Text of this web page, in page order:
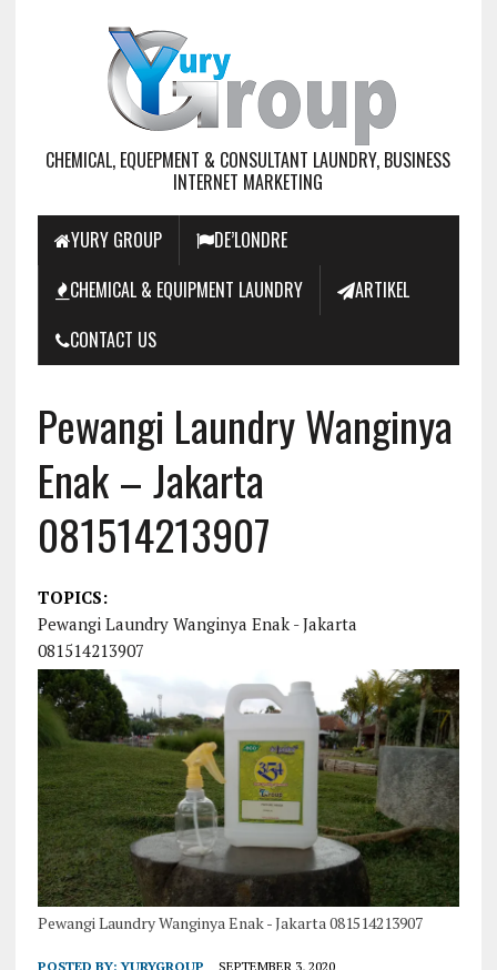
CHEMICAL, EQUEPMENT & CONSULTANT LAUNDRY, BUSINESS
INTERNET MARKETING
YURY GROUP
DE’LONDRE
CHEMICAL & EQUIPMENT LAUNDRY
ARTIKEL
CONTACT US
Pewangi Laundry Wanginya
Enak – Jakarta
081514213907
TOPICS:
Pewangi Laundry Wanginya Enak - Jakarta
081514213907
Pewangi Laundry Wanginya Enak - Jakarta 081514213907
POSTED BY:YURYGROUP SEPTEMBER 3, 2020